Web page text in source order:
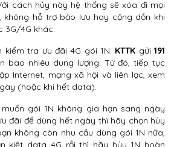
cách hủy này hệ thống sẽ xóa đi mọi
không hỗ trợ bảo lưu hay cộng dồn khi
3G/4G khác.
tra ưu đãi 4G gói 1N: KTTK gửi191
bao nhiêu dung lượng. Từ đó, tiếp tục
Internet, mạng xã hội và liên lạc, xem
(hoặc khi hết data).
gói 1N không gia hạn sang ngày
đãi để dùng hết ngày thì hãy chọn hủy
không còn nhu cầu dùng gói 1N nữa,
kiệt data 4G rồi thì hãy hủy 1N hoàn